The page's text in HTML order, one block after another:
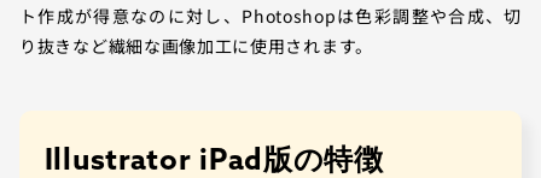
ト作成が得意なのに対し、Photoshopは色彩調整や合成、切
り抜きなど繊細な画像加工に使用されます。
Illustrator iPad版の特徴